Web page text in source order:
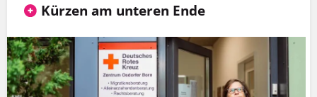
Kürzen am unteren Ende